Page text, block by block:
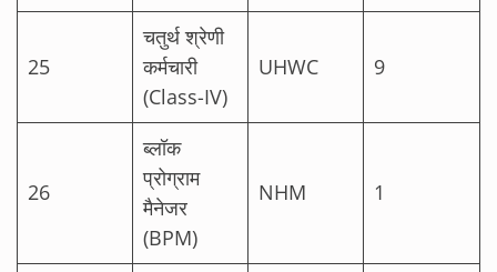
25
चतुर्थ श्रेणी
कर्मचारी
(Class-IV)
UHWC 9
26
ब्लॉक
प्रोग्राम
मैनेजर
(BPM)
NHM 1